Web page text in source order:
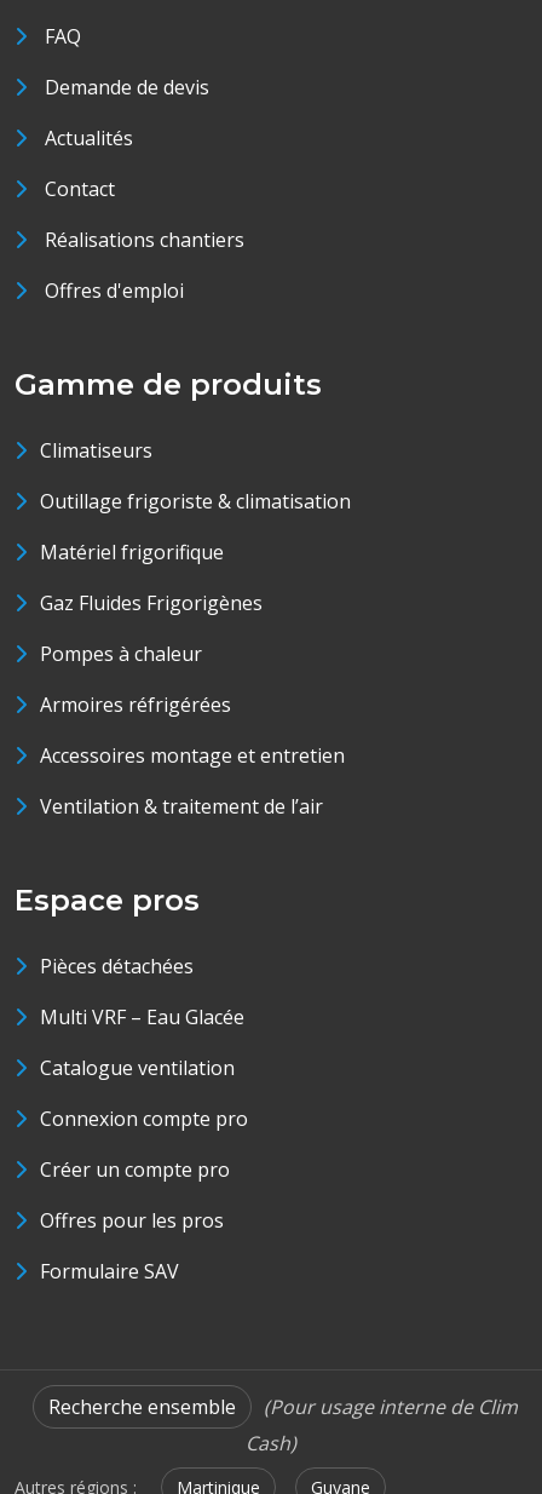
FAQ
Demande de devis
Actualités
Contact
Réalisations chantiers
Offres d'emploi
Gamme de produits
Climatiseurs
Outillage frigoriste & climatisation
Matériel frigorifique
Gaz Fluides Frigorigènes
Pompes à chaleur
Armoires réfrigérées
Accessoires montage et entretien
Ventilation & traitement de l’air
Espace pros
Pièces détachées
Multi VRF – Eau Glacée
Catalogue ventilation
Connexion compte pro
Créer un compte pro
Offres pour les pros
Formulaire SAV
Recherche ensemble
(Pour usage interne de Clim
Cash)
Autres régions : Martinique Guyane